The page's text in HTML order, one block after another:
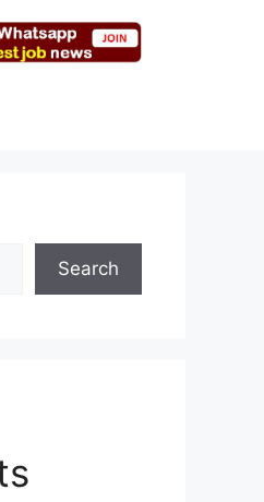
Search